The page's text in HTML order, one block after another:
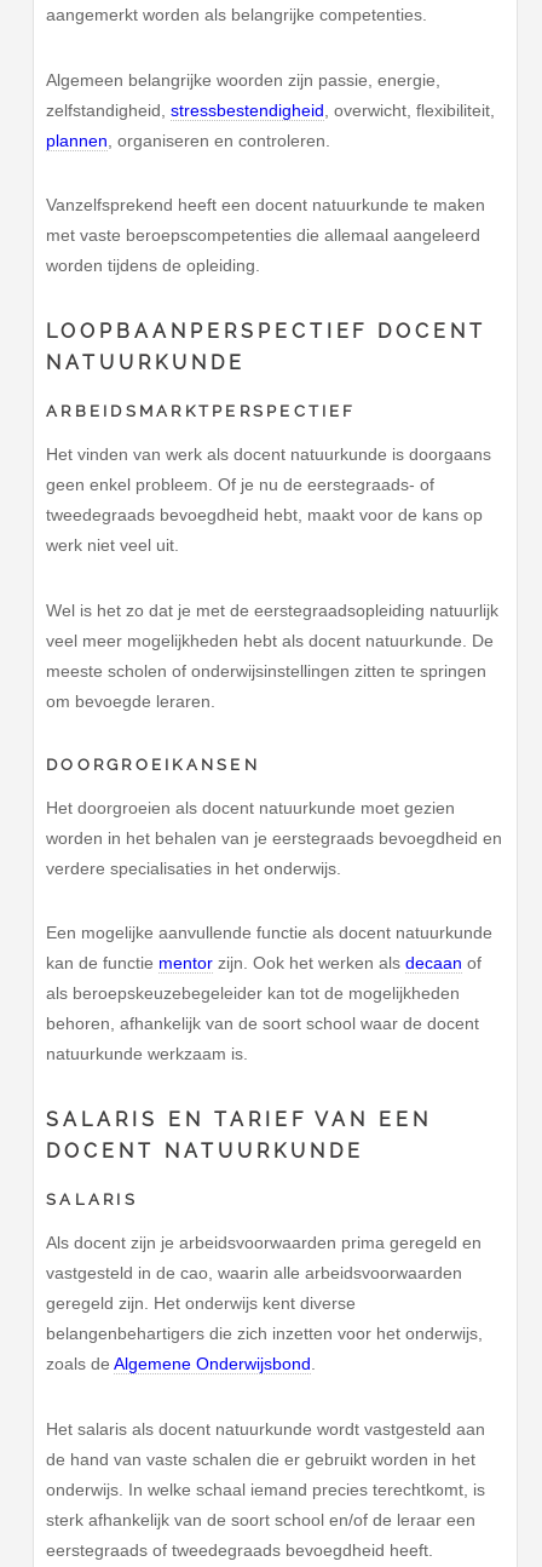
aangemerkt worden als belangrijke competenties.
Algemeen belangrijke woorden zijn passie, energie,
zelfstandigheid,stressbestendigheid , overwicht, flexibiliteit,
plannen , organiseren en controleren.
Vanzelfsprekend heeft een docent natuurkunde te maken
met vaste beroepscompetenties die allemaal aangeleerd
worden tijdens de opleiding.
LOOPBAANPERSPECTIEF DOCENT
NATUURKUNDE
ARBEIDSMARKTPERSPECTIEF
Het vinden van werk als docent natuurkunde is doorgaans
geen enkel probleem. Of je nu de eerstegraads- of
tweedegraads bevoegdheid hebt, maakt voor de kans op
werk niet veel uit.
Wel is het zo dat je met de eerstegraadsopleiding natuurlijk
veel meer mogelijkheden hebt als docent natuurkunde. De
meeste scholen of onderwijsinstellingen zitten te springen
om bevoegde leraren.
DOORGROEIKANSEN
Het doorgroeien als docent natuurkunde moet gezien
worden in het behalen van je eerstegraads bevoegdheid en
verdere specialisaties in het onderwijs.
Een mogelijke aanvullende functie als docent natuurkunde
kan de functie mentor zijn. Ook het werken alsdecaan of
als beroepskeuzebegeleider kan tot de mogelijkheden
behoren, afhankelijk van de soort school waar de docent
natuurkunde werkzaam is.
SALARIS EN TARIEF VAN EEN
DOCENT NATUURKUNDE
SALARIS
Als docent zijn je arbeidsvoorwaarden prima geregeld en
vastgesteld in de cao, waarin alle arbeidsvoorwaarden
geregeld zijn. Het onderwijs kent diverse
belangenbehartigers die zich inzetten voor het onderwijs,
zoals deAlgemene Onderwijsbond
Het salaris als docent natuurkunde wordt vastgesteld aan
de hand van vaste schalen die er gebruikt worden in het
onderwijs. In welke schaal iemand precies terechtkomt, is
sterk afhankelijk van de soort school en/of de leraar een
eerstegraads of tweedegraads bevoegdheid heeft.